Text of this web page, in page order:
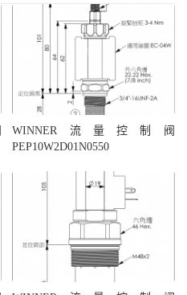
WINNER流量控制阀
PEP10W2D01N0550